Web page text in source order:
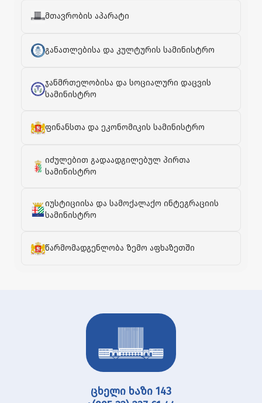
მთავრობის აპარატი
განათლებისა და კულტურის სამინისტრო
ჯანმრთელობისა და სოციალური დაცვის
სამინისტრო
ფინანსთა და ეკონომიკის სამინისტრო
იძულებით გადაადგილებულ პირთა
სამინისტრო
იუსტიციისა და სამოქალაქო ინტეგრაციის
სამინისტრო
წარმომადგენლობა ზემო აფხაზეთში
ცხელი ხაზი 143